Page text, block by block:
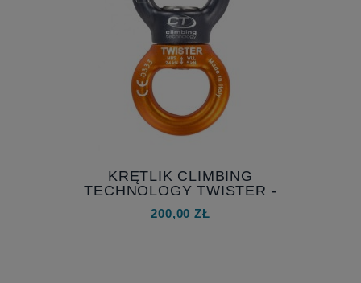
KRĘTLIK CLIMBING
TECHNOLOGY TWISTER -
KOMPATYBILNY KRĘTLIK
200,00 ZŁ